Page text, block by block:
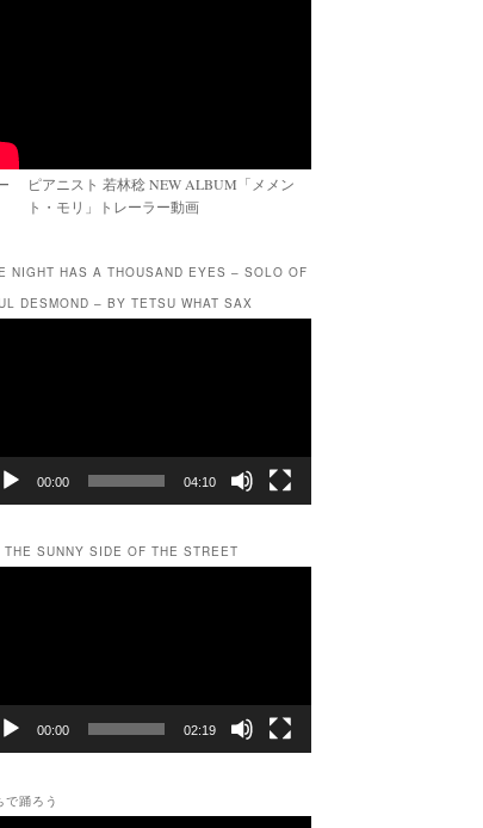
ピアニスト 若林稔 NEW ALBUM「メメン
ト・モリ」トレーラー動画
NIGHT HAS A THOUSAND EYES – SOLO OF
DESMOND – BY TETSU WHAT SAX
00:00 04:10
THE SUNNY SIDE OF THE STREET
00:00 02:19
で踊ろう